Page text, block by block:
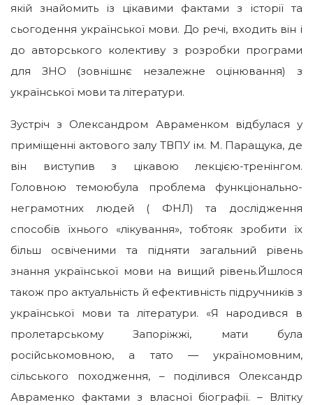
якій знайомить із цікавими фактами з історії та
сьогодення української мови. До речі, входить він і
до авторського колективу з розробки програми
для ЗНО (зовнішнє незалежне оцінювання) з
української мови та літератури.
Зустріч з Олександром Авраменком відбулася у
приміщенні актового залу ТВПУ ім. М. Паращука, де
він виступив з цікавою лекцією-тренінгом.
Головною темоюбула проблема функціонально-
неграмотних людей ( ФНЛ) та дослідження
способів їхнього «лікування», тобтояк зробити їх
більш освіченими та підняти загальний рівень
знання української мови на вищий рівень.Йшлося
також про актуальність й ефективність підручників з
української мови та літератури. «Я народився в
пролетарському Запоріжжі, мати була
російськомовною, а тато ― україномовним,
сільського походження, – поділився Олександр
Авраменко фактами з власної біографії. – Влітку